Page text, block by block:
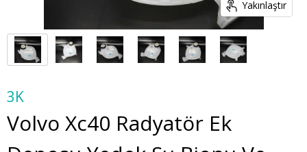
Yakınlaştır
3K
Volvo Xc40 Radyatör Ek